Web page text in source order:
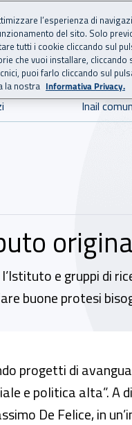
per
Inail
e gruppi di
buone protesi
originale e
progetti di
e politica alta”. A
De Felice, in
l’esperienza di
del sito. Solo
i cookie cliccando sul
vuoi installare, cliccando
puoi farlo cliccando sul
la nostra Informativa Privacy.